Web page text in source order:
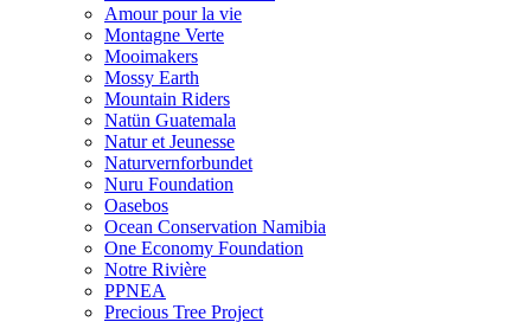
Amour pour la vie
Montagne Verte
Mooimakers
Mossy Earth
Mountain Riders
Natün Guatemala
Natur et Jeunesse
Naturvernforbundet
Nuru Foundation
Oasebos
Ocean Conservation Namibia
One Economy Foundation
Notre Rivière
PPNEA
Precious Tree Project